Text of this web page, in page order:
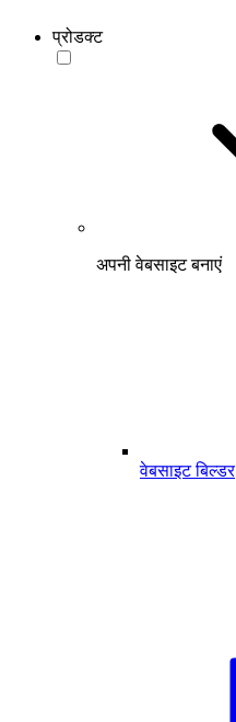
प्रोडक्ट
अपनी वेबसाइट बनाएं
वेबसाइट बिल्डर